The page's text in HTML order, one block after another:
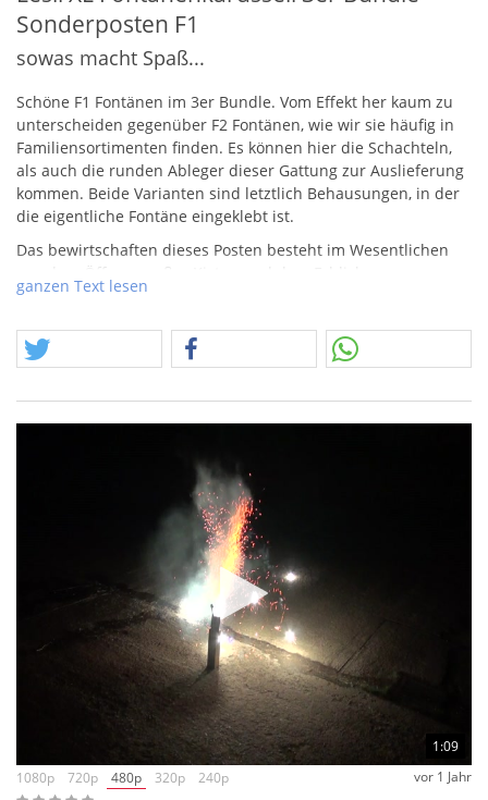
Sonderposten F1
sowas macht Spaß...
Schöne F1 Fontänen im 3er Bundle. Vom Effekt her kaum zu
unterscheiden gegenüber F2 Fontänen, wie wir sie häufig in
Familiensortimenten finden. Es können hier die Schachteln,
als auch die runden Ableger dieser Gattung zur Auslieferung
kommen. Beide Varianten sind letztlich Behausungen, in der
die eigentliche Fontäne eingeklebt ist.
Das bewirtschaften dieses Posten besteht im Wesentlichen
aus dem Öffnen großer Kisten und dem Erblicken
unfassbarer Mengen. Wir werden vielleicht auch mal
stattfindende Sortieren ergibt unterschiedliche Angebote! Es
kommen Sortimente und Schachteln zum Vorschein, diese
– Wahnsinn 2025! Wir haben es bereits
angekündigt, der größte Einzelposten der Vitrinengeschichte
hat uns erreicht. Ein großer Bestandteil sind F1 Artikel aus
verschiedenen Discountern und Märkten. Darunter finden
sich Artikel von Aldi, Action und Norma. Diese Artikel
stammen teils auch aus holländischen Märkten und sind so
bei uns weitesgehend unbekannt. Der Schwerpunkt liegt klar
auf "Posten". Demnach sind viele Artikel schlicht lose und
kommen so bei uns als Sortimentseimer oder
Sortimentskisten ins Angebot. Posten bedeutet immer, dass
Verpackungen beschädigt und Inhalte unvollständig sein
können. Wir hoffen natürlich, dass alle Preise mögliche
Umstände des Auslieferungszustandes ausreichend
entschädigen. Wir wünschen nun viel Spaß mit den
Angeboten.
ganzen Text lesen
1:09
1080p
720p 480p 320p 240p vor 1 Jahr